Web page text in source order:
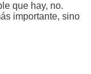
que hay, no.
importante, sino